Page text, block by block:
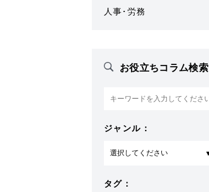
人事･労務
お役立ちコラム検索
ジャンル：
タグ：